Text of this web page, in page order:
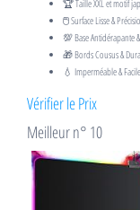
🏆 Taille XXL et motif
🖱 Surface Lisse &
💯 Base Antidérapante
🎁 Bords Cousus &
💧 Imperméable &
Vérifier le Prix
Meilleur n° 10